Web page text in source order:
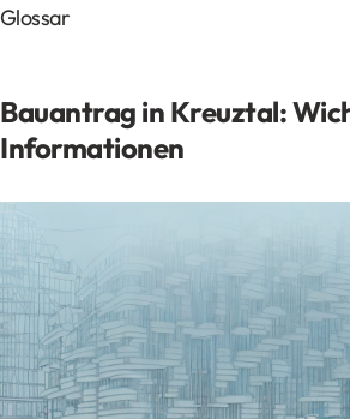
Bauantrag
FAQ
Kontakt
Glossar
Bauantrag in Kreuztal:
Informationen